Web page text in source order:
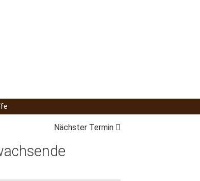
Nächster Termin